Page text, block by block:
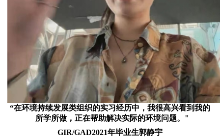
“在环境持续发展类组织的实习经历中，我很高兴看到我的
所学所做，正在帮助解决实际的环境问题。"
GIR/GAD2021年毕业生郭静宇